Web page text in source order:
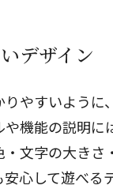
デザイン
やすいように
機能の説明に
・文字の大きさ
心して遊べる